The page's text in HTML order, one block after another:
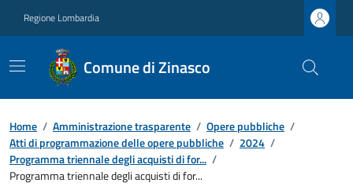
Regione Lombardia
Comune di Zinasco
Home / Amministrazione trasparente / Opere pubbliche /
Atti di programmazione delle opere pubbliche / 2024 /
Programma triennale degli acquisti di for... /
Programma triennale degli acquisti di for...